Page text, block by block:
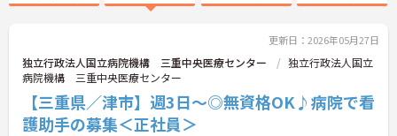
更新日：2026年05月27日
独立行政法人国立病院機構 三重中央医療センター
独立行政法人国立
病院機構 三重中央医療センター
【三重県／津市】週3日～◎無資格OK♪病院で看
護助手の募集＜正社員＞